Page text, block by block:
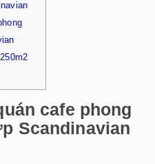
cafe phong
Scandinavian